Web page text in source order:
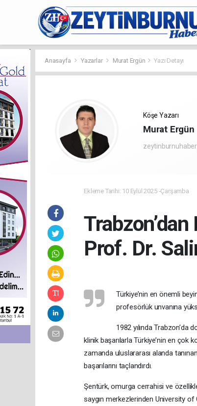
Anasayfa Yazarlar Murat Ergün Yazı Detayı
Köşe Yazarı
Murat Ergün
Ekleme Tarihi: 10 Eylül 2025 -Çarşamba
Prof. Dr.
Türkiye’nin en önemli
profesörlük unvanına
1982 yılında
klinik başarılarla Türkiye’nin en çok
zamanda uluslararası alanda
başarılarını taçlandırdı.
Şentürk, omurga cerrahisi ve
saygın merkezlerinden University